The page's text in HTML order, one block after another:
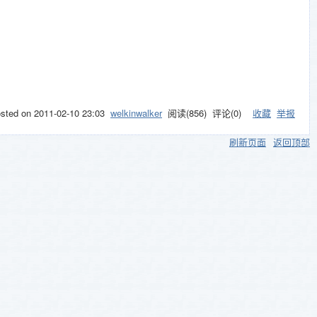
on 2011-02-10 23:03 welkinwalker阅读(856) 评论(0) 收藏 举报
刷新页面 返回顶部